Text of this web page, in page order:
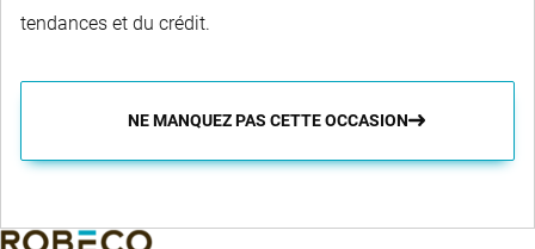
tendances et du crédit.
NE MANQUEZ PAS CETTE OCCASION